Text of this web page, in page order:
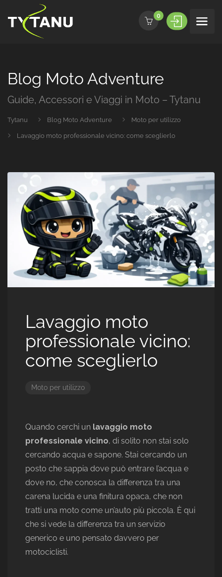
0
Blog Moto Adventure
Guide, Accessori e Viaggi in Moto – Tytanu
Tytanu Blog Moto Adventure Moto per utilizzo
Lavaggio moto professionale vicino: come sceglierlo
Lavaggio moto
professionale vicino:
come sceglierlo
Moto per utilizzo
Quando cerchi un lavaggio moto
professionale vicino, di solito non stai solo
cercando acqua e sapone. Stai cercando un
posto che sappia dove può entrare l’acqua e
dove no, che conosca la differenza tra una
carena lucida e una finitura opaca, che non
tratti una moto come un’auto più piccola. È qui
che si vede la differenza tra un servizio
generico e uno pensato davvero per
motociclisti.